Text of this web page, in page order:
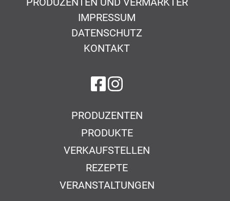
IMPRESSUM
DATENSCHUTZ
KONTAKT
auf Facebook
auf Instagram
PRODUZENTEN
PRODUKTE
VERKAUFSTELLEN
REZEPTE
VERANSTALTUNGEN